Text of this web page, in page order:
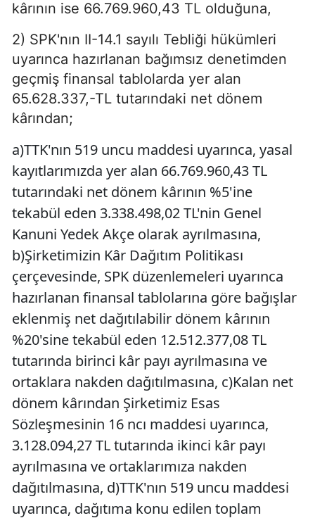
kârının ise 66.769.960,43 TL olduğuna,
2) SPK'nın II-14.1 sayılı Tebliği hükümleri
uyarınca hazırlanan bağımsız denetimden
geçmiş finansal tablolarda yer alan
65.628.337,-TL tutarındaki net dönem
kârından;
a)TTK'nın 519 uncu maddesi uyarınca, yasal
kayıtlarımızda yer alan 66.769.960,43 TL
tutarındaki net dönem kârının %5'ine
tekabül eden 3.338.498,02 TL'nin Genel
Kanuni Yedek Akçe olarak ayrılmasına,
b)Şirketimizin Kâr Dağıtım Politikası
çerçevesinde, SPK düzenlemeleri uyarınca
hazırlanan finansal tablolarına göre bağışlar
eklenmiş net dağıtılabilir dönem kârının
%20'sine tekabül eden 12.512.377,08 TL
tutarında birinci kâr payı ayrılmasına ve
ortaklara nakden dağıtılmasına, c)Kalan net
dönem kârından Şirketimiz Esas
Sözleşmesinin 16 ncı maddesi uyarınca,
3.128.094,27 TL tutarında ikinci kâr payı
ayrılmasına ve ortaklarımıza nakden
dağıtılmasına, d)TTK'nın 519 uncu maddesi
uyarınca, dağıtıma konu edilen toplam